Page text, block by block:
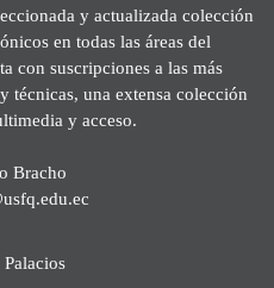
y actualizada colección
en todas las áreas del
con suscripciones a las más
técnicas, una extensa colección
y acceso.
Bracho